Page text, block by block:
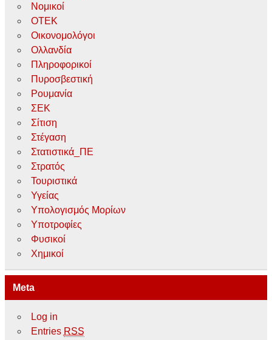
Νομικοί
ΟΤΕΚ
Οικονομολόγοι
Ολλανδία
Πληροφορικοί
Πυροσβεστική
Ρουμανία
ΣΕΚ
Σίτιση
Στέγαση
Στατιστικά_ΠΕ
Στρατός
Τουριστικά
Υγείας
Υπολογισμός Μορίων
Υποτροφίες
Φυσικοί
Χημικοί
Meta
Log in
Entries RSS